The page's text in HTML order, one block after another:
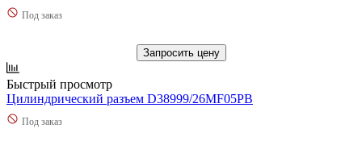
Под заказ
Запросить цену
Быстрый просмотр
Цилиндрический разъем D38999/26MF05PB
Под заказ